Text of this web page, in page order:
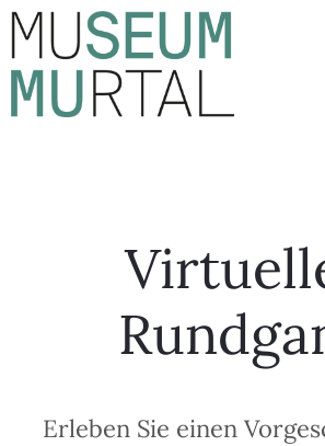
Übersicht
Erleben Sie einen